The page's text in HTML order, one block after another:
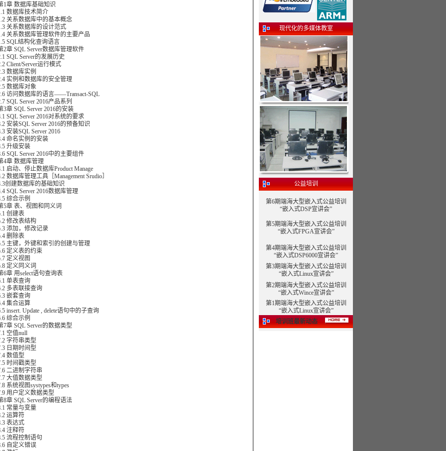
现代化的多媒体教室
公益培训
第6期端海大型嵌入式公益培训
“嵌入式DSP宣讲会”
第5期端海大型嵌入式公益培训
“嵌入式FPGA宣讲会”
第4期端海大型嵌入式公益培训
“嵌入式DSP6000宣讲会”
第3期端海大型嵌入式公益培训
“嵌入式Linux宣讲会”
第2期端海大型嵌入式公益培训
“嵌入式Wince宣讲会”
第1期端海大型嵌入式公益培训
“嵌入式Linux宣讲会”
培训班最新动态
数据库基础知识
据库技术简介
系数据库中的基本概念
系数据库的设计范式
系数据库管理软件的主要产品
结构化查询语言
SQL Server数据库管理软件
Server的发展历史
Server运行模式
据库实例
例和数据库的安全管理
据库对象
问数据库的语言——Transact-SQL
Server 2016产品系列
SQL Server 2016的安装
Server 2016对系统的要求
装SQL Server 2016的预备知识
装SQL Server 2016
名实例的安装
级安装
Server 2016中的主要组件
数据库管理
动、停止数据库Product Manage
据库管理工具［Management Srudio］
建数据库的基础知识
Server 2016数据库管理
合示例
表、视图和同义词
创建表
改表结构
加，修改记录
删除表
键，外键和索引的创建与管理
义表的约束
义视图
义同义词
用select语句查询表
表查询
表联接查询
套查询
合运算
Update , delete语句中的子查询
合示例
SQL Server的数据类型
值null
符串类型
期时间型
数值型
间戳类型
进制字符串
值数据类型
统视图systypes和types
户定义数据类型
SQL Server的编程语法
量与变量
运算符
表达式
注释符
程控制语句
定义错误